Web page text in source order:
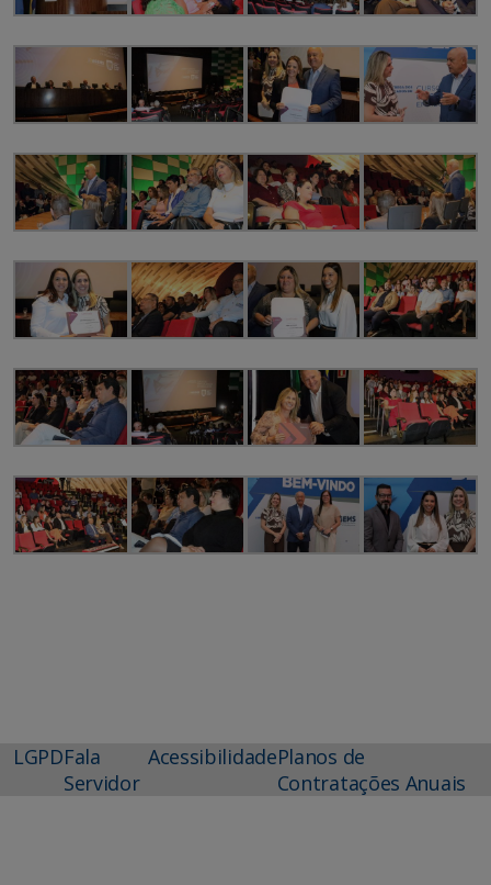
LGPDFala
Servidor
AcessibilidadePlanos de
Contratações Anuais